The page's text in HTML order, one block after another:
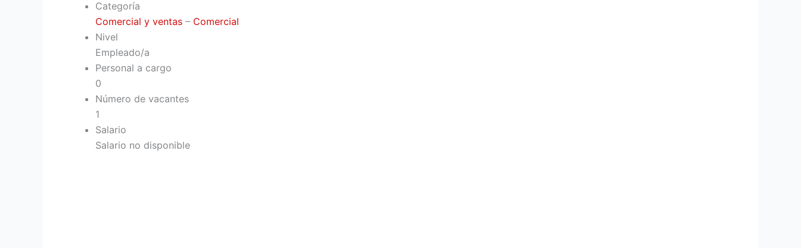
Categoría
Comercial y ventas – Comercial
Nivel
Empleado/a
Personal a cargo
0
Número de vacantes
1
Salario
Salario no disponible